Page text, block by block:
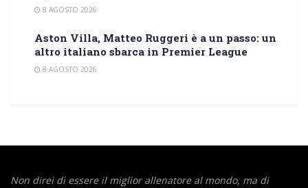
8 AGOSTO 2026
Aston Villa, Matteo Ruggeri è a un passo: un
altro italiano sbarca in Premier League
8 AGOSTO 2026
Non direi di essere il miglior allenatore al mondo, ma di